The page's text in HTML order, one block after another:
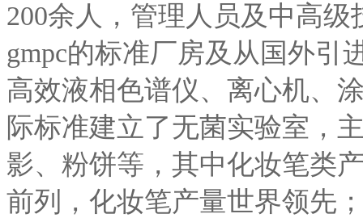
200余人，管理人员及中高
gmpc的标准厂房及从国外引
高效液相色谱仪、离心机、
际标准建立了无菌实验室，
影、粉饼等，其中化妆笔类
前列，化妆笔产量世界领先